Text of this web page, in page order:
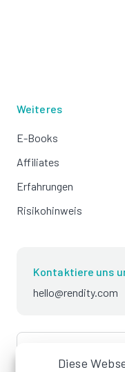
Diese
Weiteres
E-Books
Affiliates
Erfahrungen
Risikohinweis
Kontaktiere uns
hello@rendity.com
language